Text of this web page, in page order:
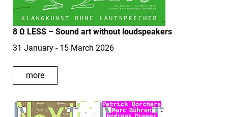
8 Ω LESS – Sound art without loudspeakers
31 January - 15 March 2026
more